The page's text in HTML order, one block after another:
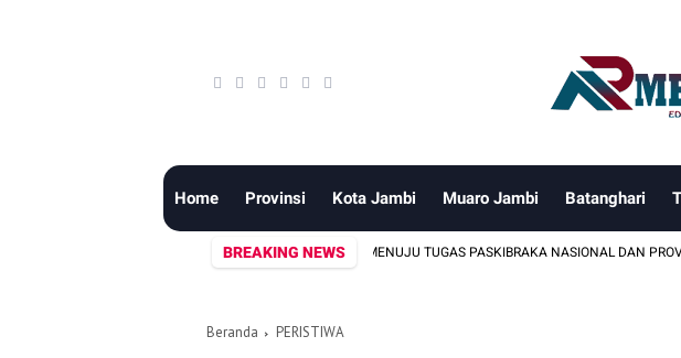
Home Provinsi Kota Jambi Muaro Jambi Batanghari
BREAKING NEWS
PUTRA-PUTRI TERBAIK SUNGAI PENUH MENUJU TUGAS PASKIBRAKA NASIONAL DAN PROVINSI
Beranda PERISTIWA